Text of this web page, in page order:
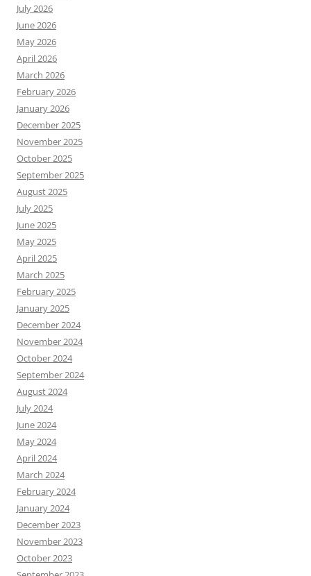
July 2026
June 2026
May 2026
April 2026
March 2026
February 2026
January 2026
December 2025
November 2025
October 2025
September 2025
August 2025
July 2025
June 2025
May 2025
April 2025
March 2025
February 2025
January 2025
December 2024
November 2024
October 2024
September 2024
August 2024
July 2024
June 2024
May 2024
April 2024
March 2024
February 2024
January 2024
December 2023
November 2023
October 2023